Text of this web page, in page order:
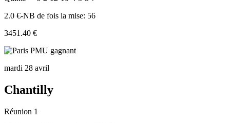
2.0 €-NB de fois la mise: 56
3451.40 €
mardi 28 avril
Chantilly
Réunion 1